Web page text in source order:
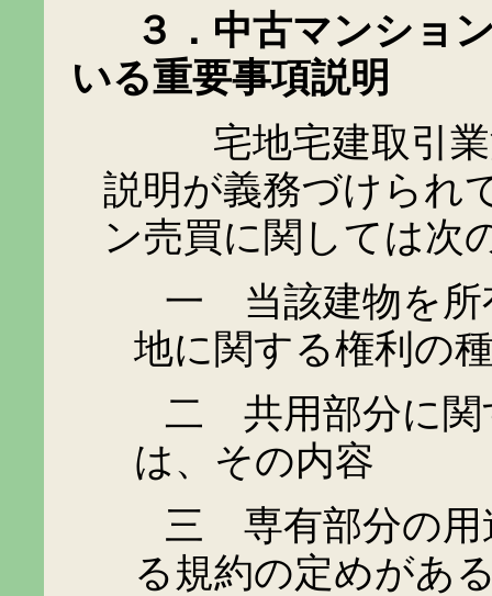
３．中古マンション
いる重要事項説明
宅地宅建取引業法
説明が義務づけられ
ン売買に関しては次
一 当該建物を所有
地に関する権利の
二 共用部分に関
は、その内容
三 専有部分の用途
る規約の定めがあ